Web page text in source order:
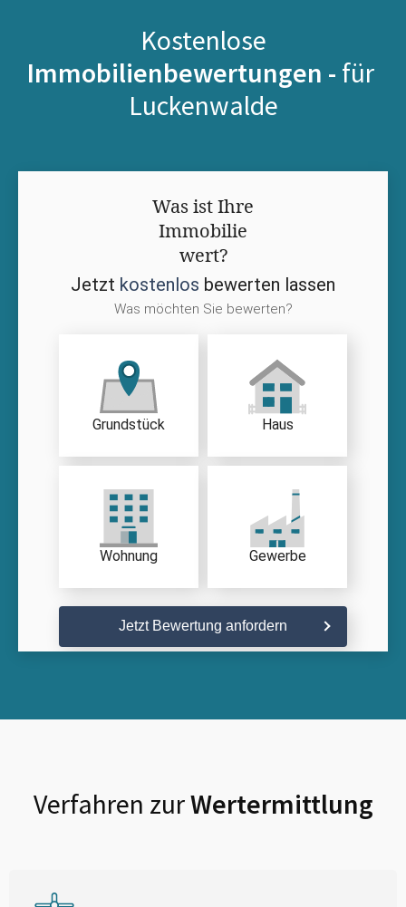
Kostenlose
Immobilienbewertungen - für
Luckenwalde
Was ist Ihre
Immobilie
wert?
Jetzt kostenlos bewerten lassen
Was möchten Sie bewerten?
Grundstück Haus
Wohnung Gewerbe
Jetzt Bewertung anfordern
Verfahren zurWertermittlung